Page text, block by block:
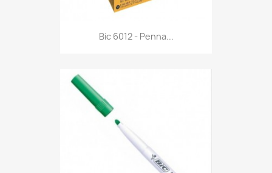
Anteprima
Bic 6012 - Penna...